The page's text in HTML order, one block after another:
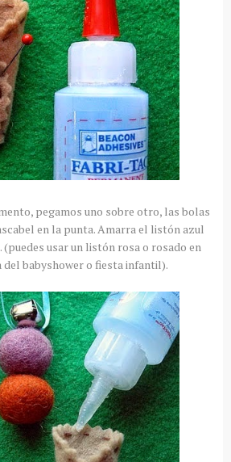
pegamos uno sobre otro, las bolas
en la punta. Amarra el listón azul
(puedes usar un listón rosa o rosado en
del babyshower o fiesta infantil).